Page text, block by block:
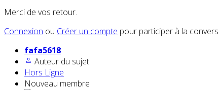
Merci de vos retour.
Connexion ou Créer un compte pour participer à la
fafa5618
Auteur du sujet
Hors Ligne
Nouveau membre